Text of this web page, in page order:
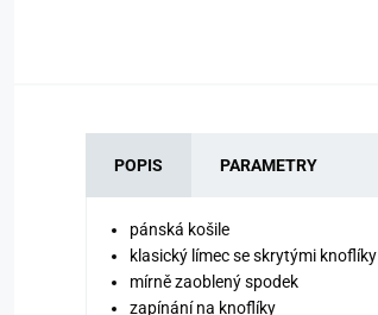
POPIS PARAMETRY
pánská košile
klasický límec se skrytými knoflíky
mírně zaoblený spodek
zapínání na knoflíky